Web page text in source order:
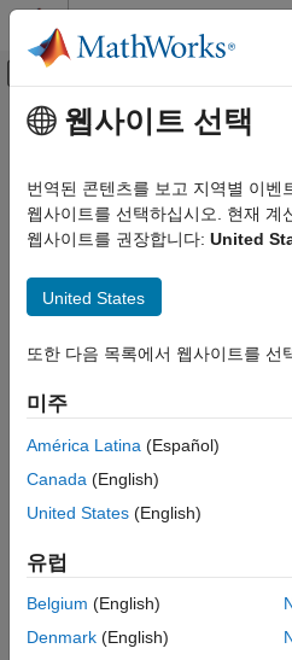
콘텐츠로 바로 가기
오프캔버스 탐색
보기 기준: 카테고리
Using MATLAB
MATLAB Copilot
Simulink Copilot
Event-Based Modeling
Real-Time Simulation and Testing
Parallel Computing
Reporting and Database Access
주요 콘텐츠
Model-Based
Release Notes
Bug Reports | Bug Fixes
| Release Range:
Text Filter: Model-Based
웹사이트 선택
번역된 콘텐츠를 보고 지역별 이벤
웹사이트를 선택하십시오. 현재 계
웹사이트를 권장합니다: United
United States
또한 다음 목록에서 웹사이트를 선
미주
América Latina (Español)
Canada (English)
United States (English)
유럽
Belgium (English)
Denmark (English)